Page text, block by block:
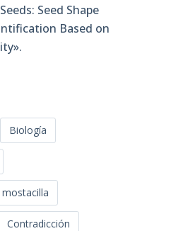
Seed Shape
Based on
Biología
Contradicción